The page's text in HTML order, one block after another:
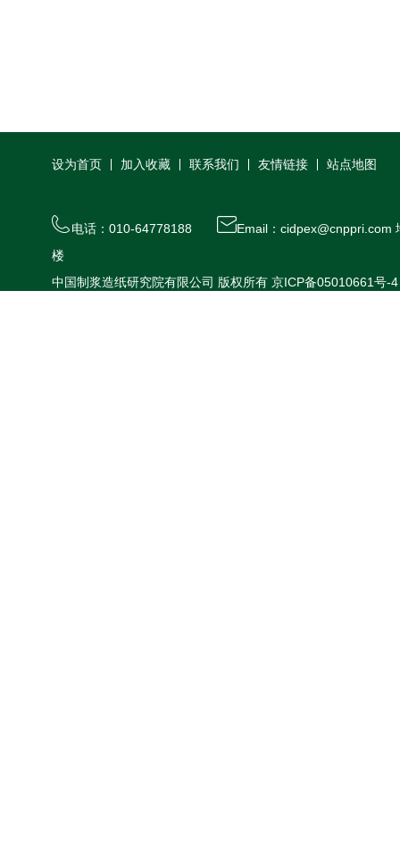
设为首页 加入收藏 联系我们 友情链接 站点地图
电话：010-64778188
Email：cidpex@cnppri.com
楼
中国制浆造纸研究院有限公司 版权所有 京ICP备05010661号-4